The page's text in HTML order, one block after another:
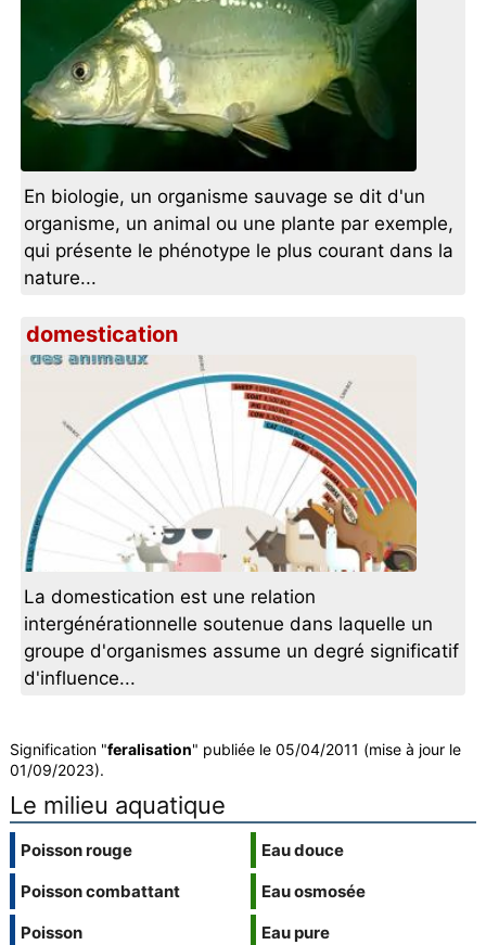
En biologie, un organisme sauvage se dit d'un
organisme, un animal ou une plante par exemple,
qui présente le phénotype le plus courant dans la
nature...
domestication
La domestication est une relation
intergénérationnelle soutenue dans laquelle un
groupe d'organismes assume un degré significatif
d'influence...
Signification "feralisation" publiée le 05/04/2011 (mise à jour le
01/09/2023).
Le milieu aquatique
Poisson rouge
Poisson combattant
Poisson
Eau douce
Eau osmosée
Eau pure